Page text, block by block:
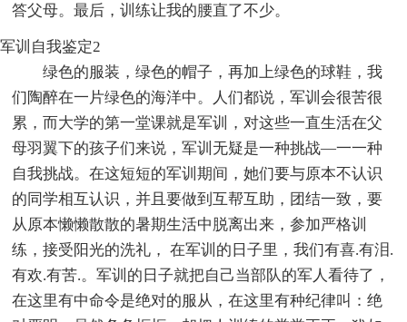
答父母。最后，训练让我的腰直了不少。
军训自我鉴定2
绿色的服装，绿色的帽子，再加上绿色的球鞋，我
们陶醉在一片绿色的海洋中。人们都说，军训会很苦很
累，而大学的第一堂课就是军训，对这些一直生活在父
母羽翼下的孩子们来说，军训无疑是一种挑战―一一种
自我挑战。在这短短的军训期间，她们要与原本不认识
的同学相互认识，并且要做到互帮互助，团结一致，要
从原本懒懒散散的暑期生活中脱离出来，参加严格训
练，接受阳光的洗礼， 在军训的日子里，我们有喜.有泪.
有欢.有苦.。军训的日子就把自己当部队的军人看待了，
在这里有中命令是绝对的服从，在这里有种纪律叫：绝